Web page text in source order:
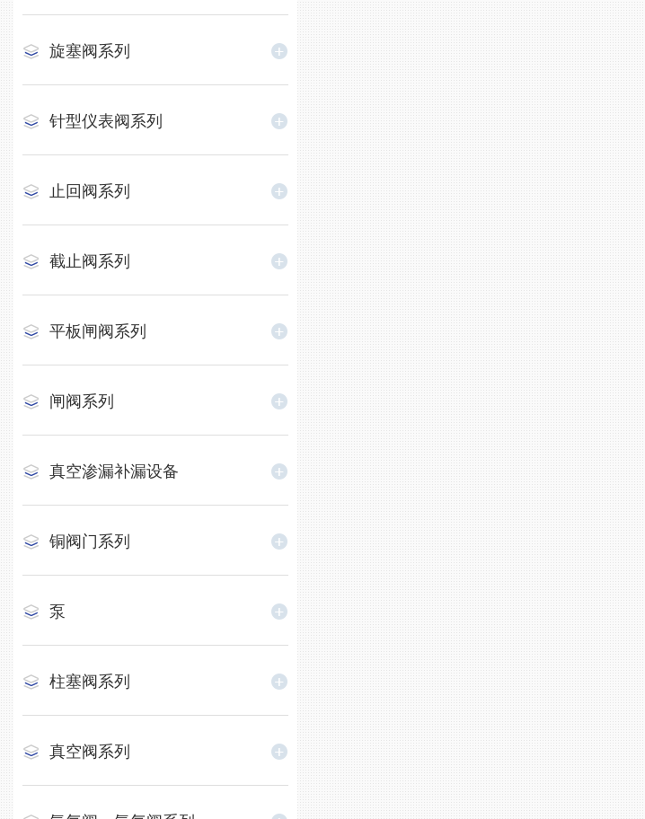
旋塞阀系列
针型仪表阀系列
止回阀系列
截止阀系列
平板闸阀系列
闸阀系列
真空渗漏补漏设备
铜阀门系列
泵
柱塞阀系列
真空阀系列